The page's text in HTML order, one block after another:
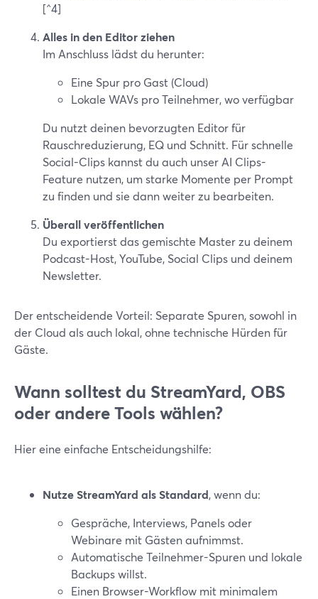
[^4]
Alles in den Editor ziehen
Im Anschluss lädst du herunter:
Eine Spur pro Gast (Cloud)
Lokale WAVs pro Teilnehmer, wo verfügbar
Du nutzt deinen bevorzugten Editor für
Rauschreduzierung, EQ und Schnitt. Für schnelle
Social-Clips kannst du auch unser AI Clips-
Feature nutzen, um starke Momente per Prompt
zu finden und sie dann weiter zu bearbeiten.
Überall veröffentlichen
Du exportierst das gemischte Master zu deinem
Podcast-Host, YouTube, Social Clips und deinem
Newsletter.
Der entscheidende Vorteil: Separate Spuren, sowohl in
der Cloud als auch lokal, ohne technische Hürden für
Gäste.
Wann solltest du StreamYard, OBS
oder andere Tools wählen?
Hier eine einfache Entscheidungshilfe:
Nutze StreamYard als Standard, wenn du:
Gespräche, Interviews, Panels oder
Webinare mit Gästen aufnimmst.
Automatische Teilnehmer-Spuren und lokale
Backups willst.
Einen Browser-Workflow mit minimalem